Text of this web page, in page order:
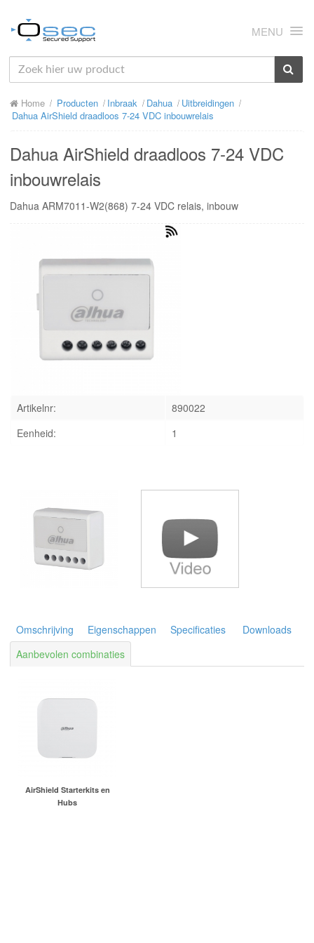
MENU
HOME
OVER ONS
MIJN OSEC
INLOGGEN
Home Producten Inbraak Dahua
Uitbreidingen
Dahua AirShield draadloos 7-24 VDC inbouwrelais
Dahua AirShield draadloos 7-24 VDC
inbouwrelais
Dahua ARM7011-W2(868) 7-24 VDC relais, inbouw
Artikelnr:
890022
Eenheid:
1
Omschrijving Eigenschappen Specificaties
Downloads
Aanbevolen combinaties
AirShield Starterkits en
Hubs